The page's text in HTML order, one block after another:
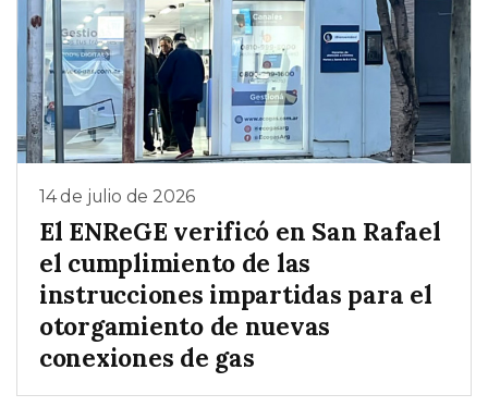
14 de julio de 2026
El ENReGE verificó en San Rafael
el cumplimiento de las
instrucciones impartidas para el
otorgamiento de nuevas
conexiones de gas